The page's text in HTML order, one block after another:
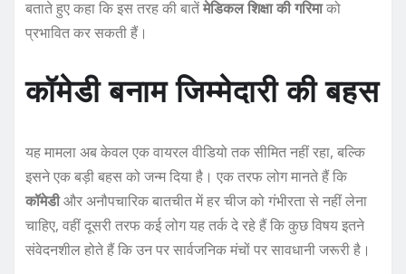
बताते हुए कहा कि इस तरह की बातेंमेडिकल शिक्षा की गरिमाको
प्रभावित कर सकती हैं।
कॉमेडी बनाम जिम्मेदारी की बहस
यह मामला अब केवल एक वायरल वीडियो तक सीमित नहीं रहा, बल्कि
इसने एक बड़ी बहस को जन्म दिया है। एक तरफ लोग मानते हैं कि
कॉमेडीऔर अनौपचारिक बातचीत में हर चीज को गंभीरता से नहीं लेना
चाहिए, वहीं दूसरी तरफ कई लोग यह तर्क दे रहे हैं कि कुछ विषय इतने
संवेदनशील होते हैं कि उन पर सार्वजनिक मंचों पर सावधानी जरूरी है।